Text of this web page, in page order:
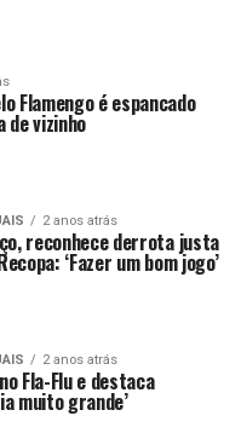
Flamengo é espancado
de vizinho
2 anos atrás
reconhece derrota justa
‘Fazer um bom jogo’
2 anos atrás
Fla-Flu e destaca
muito grande’